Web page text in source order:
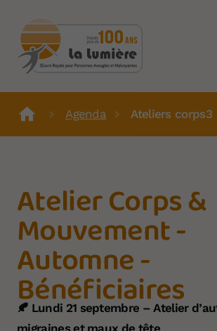
Agenda Ateliers corps3
Atelier Corps &
Mouvement -
Automne -
Bénéficiaires
🍂 Lundi 21 septembre – Atelier